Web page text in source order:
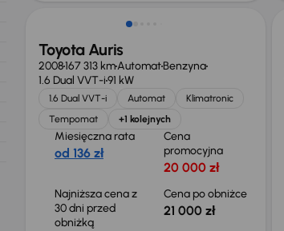
Toyota Auris
2008167 313 kmAutomatBenzyna
1.6 Dual VVT-i91 kW
1.6 Dual VVT-i Automat
Klimatronic
Tempomat
+1 kolejnych
Miesięczna rata
od 136 zł
Cena
promocyjna
20 000 zł
Najniższa cena z
30 dni przed
obniżką
Cena po obniżce
21 000 zł